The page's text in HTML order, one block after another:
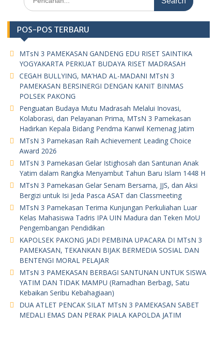
for:
POS-POS TERBARU
MTsN 3 PAMEKASAN GANDENG EDU RISET SAINTIKA
YOGYAKARTA PERKUAT BUDAYA RISET MADRASAH
CEGAH BULLYING, MA’HAD AL-MADANI MTsN 3
PAMEKASAN BERSINERGI DENGAN KANIT BINMAS
POLSEK PAKONG
Penguatan Budaya Mutu Madrasah Melalui Inovasi,
Kolaborasi, dan Pelayanan Prima, MTsN 3 Pamekasan
Hadirkan Kepala Bidang Pendma Kanwil Kemenag Jatim
MTsN 3 Pamekasan Raih Achievement Leading Choice
Award 2026
MTsN 3 Pamekasan Gelar Istighosah dan Santunan Anak
Yatim dalam Rangka Menyambut Tahun Baru Islam 1448 H
MTsN 3 Pamekasan Gelar Senam Bersama, JJS, dan Aksi
Bergizi untuk Isi Jeda Pasca ASAT dan Classmeeting
MTsN 3 Pamekasan Terima Kunjungan Perkuliahan Luar
Kelas Mahasiswa Tadris IPA UIN Madura dan Teken MoU
Pengembangan Pendidikan
KAPOLSEK PAKONG JADI PEMBINA UPACARA DI MTsN 3
PAMEKASAN, TEKANKAN BIJAK BERMEDIA SOSIAL DAN
BENTENGI MORAL PELAJAR
MTsN 3 PAMEKASAN BERBAGI SANTUNAN UNTUK SISWA
YATIM DAN TIDAK MAMPU (Ramadhan Berbagi, Satu
Kebaikan Seribu Kebahagiaan)
DUA ATLET PENCAK SILAT MTsN 3 PAMEKASAN SABET
MEDALI EMAS DAN PERAK PIALA KAPOLDA JATIM